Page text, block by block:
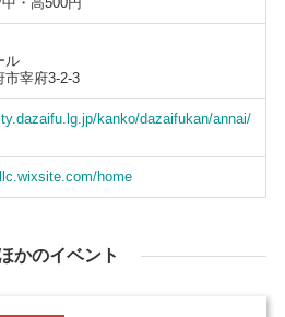
ル
市宰府3-2-3
kanko/dazaifukan/annai/
home
かのイベント